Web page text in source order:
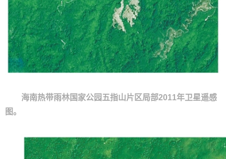
海南热带雨林国家公园五指山片区局部2011年卫星遥感
图。